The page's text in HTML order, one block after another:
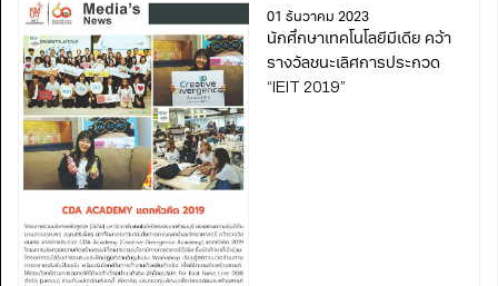
01 ธันวาคม 2023
นักศึกษาเทคโนโลยีมีเดีย คว้า
รางวัลชนะเลิศการประกวด
“IEIT 2019”